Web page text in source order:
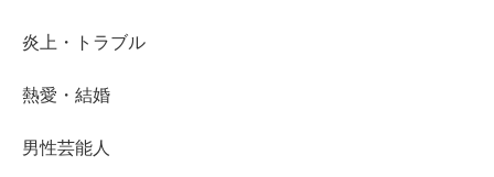
炎上・トラブル
熱愛・結婚
男性芸能人